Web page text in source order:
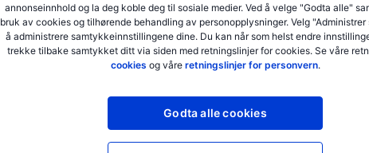
annonseinnhold og la deg koble deg til sosiale medier. Ved å velge "Godta alle"
bruk av cookies og tilhørende behandling av personopplysninger. Velg
å administrere samtykkeinnstillingene dine. Du kan når som helst endre
trekke tilbake samtykket ditt via siden med retningslinjer for cookies. Se våre
cookies og våre retningslinjer for personvern.
Godta alle cookies
XXXXXXX
XXXXXXX